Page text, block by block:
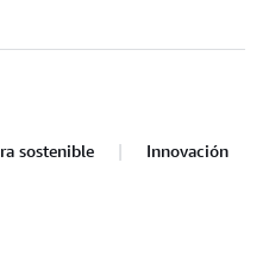
sostenible Innovación